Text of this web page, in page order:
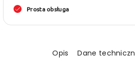
Prosta obsługa
Opis Dane